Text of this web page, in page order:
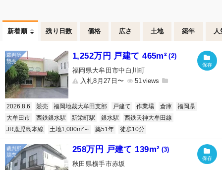
新着順 残り日数 価格 広さ 土地 築年 人
1,252万円 戸建て 465m² (2)
福岡県大牟田市中白川町
入札8月27日〜
51
2026.8.6 競売 福岡地裁大牟田支部 戸建て 作業場 倉庫
福岡県
大牟田市
西鉄銀水駅 新栄町駅 銀水駅
西鉄天神大牟田線
JR鹿児島本線
土地1,000m²～ 築51年 徒歩10分
258万円 戸建て 139m² (3)
秋田県横手市赤坂